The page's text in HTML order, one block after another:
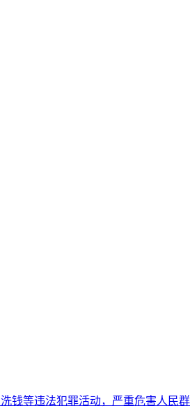
钱等违法犯罪活动，严重危害人民